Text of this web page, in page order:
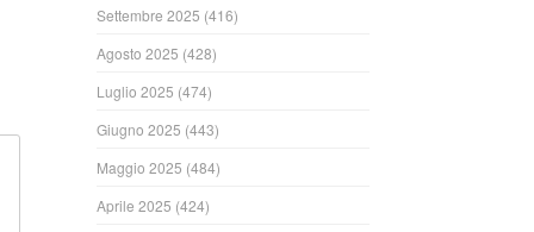
Settembre 2025 (416)
Agosto 2025 (428)
Luglio 2025 (474)
Giugno 2025 (443)
Maggio 2025 (484)
Aprile 2025 (424)